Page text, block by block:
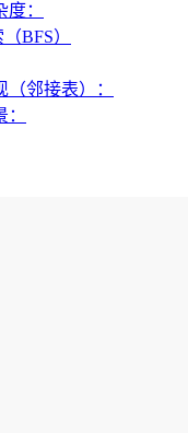
：
BFS）
（邻接表）：